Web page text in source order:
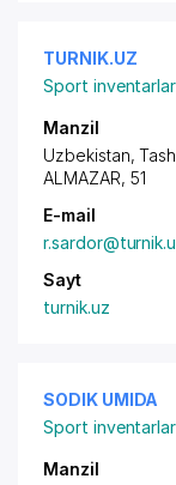
TURNIK.UZ
Sport
Manzil
Uzbekistan,
ALMAZAR, 51
E-mail
Sayt
turnik.uz
SODIK UMIDA
Sport
Manzil